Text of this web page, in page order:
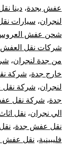
عفش بجدة، دينا
لنجران، سيارات
شحن عفش
شركات نقل العفش
من جدة لنجران،
خارج جدة، شركة
لنجران، شركة
جدة، شركة نقل
الي نجران، نقل
نقل عفش جدة،
فليبينية، نقل عفش